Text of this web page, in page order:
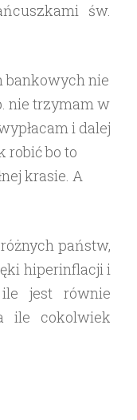
św.
bankowych nie
nie trzymam w
i dalej
robić bo to
krasie. A
państw,
hiperinflacji i
ile jest równie
ile cokolwiek